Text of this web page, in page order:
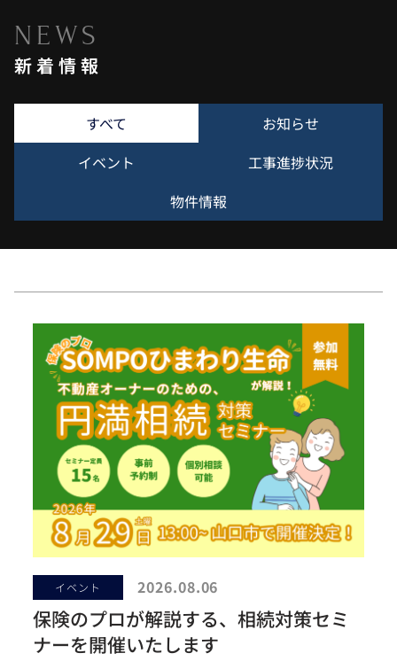
NEWS
新着情報
すべて
お知らせ
イベント
工事進捗状況
物件情報
イベント 2026.08.06
保険のプロが解説する、相続対策セミ
ナーを開催いたします